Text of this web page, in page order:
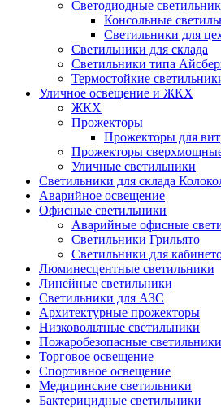
Светодиодные
Консольные
Светильники для
Светильники для склада
Светильники типа
Термостойкие
Уличное освещение и ЖКХ
ЖКХ
Прожекторы
Прожекторы для
Прожекторы
Уличные светильники
Светильники для склада
Аварийное освещение
Офисные светильники
Аварийные офисные
Светильники Грильято
Светильники для
Люминесцентные светильники
Линейные светильники
Светильники для АЗС
Архитектурные прожекторы
Низковольтные светильники
Пожаробезопасные светильники
Торговое освещение
Спортивное освещение
Медицинские светильники
Бактерицидные светильники